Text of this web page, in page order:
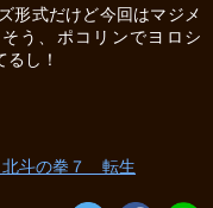
形式だけど今回はマジメ
う、ポコリンでヨロシ
し！
北斗の拳７ 転生